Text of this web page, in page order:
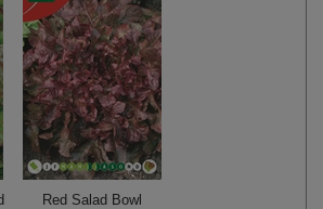
Red Salad Bowl